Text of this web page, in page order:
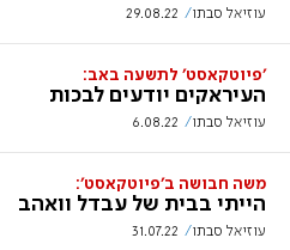
עוזיאל סבתו 29.08.22
'פיוטקאסט' לתשעה באב:
העיראקים יודעים לבכות
עוזיאל סבתו 6.08.22
משה חבושה ב'פיוטקאסט':
הייתי בבית של עבדל וואהב
עוזיאל סבתו 31.07.22